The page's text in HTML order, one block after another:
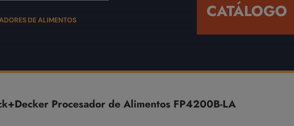
DE ALIMENTOS CATÁLOGO
Procesador de Alimentos FP4200B-LA